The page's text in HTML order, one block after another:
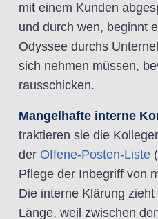
mit einem Kunden
und durch wen, beginnt
Odyssee durchs
sich nehmen müssen,
rausschicken.
Mangelhafte interne
traktieren sie die
der Offene-Posten-Liste
Pflege der Inbegriff von
Die interne Klärung
Länge, weil zwischen